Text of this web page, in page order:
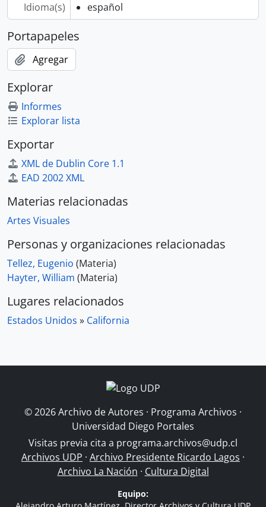
Idioma(s) español
Portapapeles
Agregar
Explorar
Informes
Explorar lista
Exportar
XML de Dublin Core 1.1
EAD 2002 XML
Materias relacionadas
Artes Visuales
Personas y organizaciones relacionadas
Tellez, Eugenio (Materia)
Hayter, William (Materia)
Lugares relacionados
Estados Unidos » California
© 2026 Archivo de Autores · Programa Archivos ·
Universidad Diego Portales
Visitas previa cita a programa.archivos@udp.cl
Archivos UDP · Archivo Presidente Ricardo Lagos ·
Archivo La Nación · Cultura Digital
Equipo: